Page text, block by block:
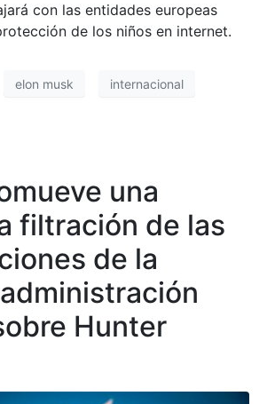
con las entidades europeas
de los niños en internet.
elon musk internacional
una
filtración de las
de la
Hunter